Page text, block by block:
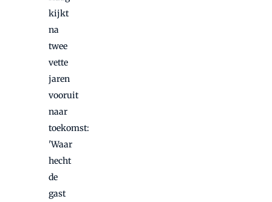
kijkt
na
twee
vette
jaren
vooruit
naar
toekomst:
'Waar
hecht
de
gast